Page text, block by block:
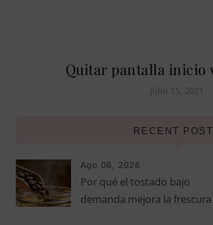
Quitar pantalla inicio
julio 15, 2021
RECENT
Ago 06, 2026
Por qué el tostado bajo
demanda mejora la frescura